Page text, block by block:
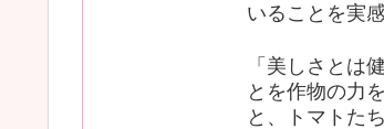
いることを実感
「美しさとは
とを作物の力
と、トマトた